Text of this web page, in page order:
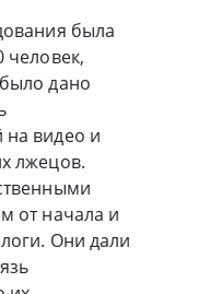
была
человек,
дано
на видео и
лжецов.
от начала и
Они дали